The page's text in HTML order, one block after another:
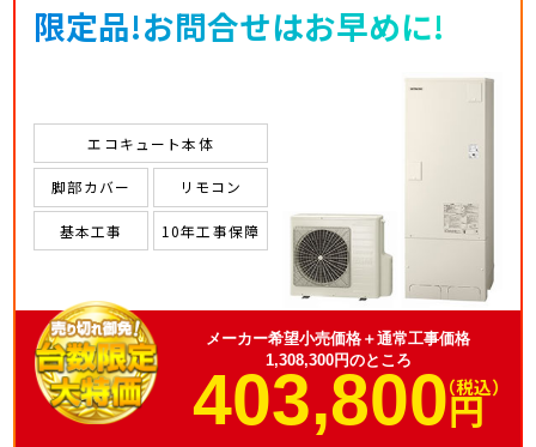
限定品!お問合せはお早めに!
エコキュート本体
脚部カバー リモコン
基本工事 10年工事保障
メーカー希望小売価格＋通常工事価格
1,308,300円のところ
403,800円
（税込）